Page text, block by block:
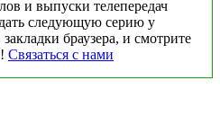
и выпуски телепередач
следующую серию у
браузера, и смотрите
Связаться с нами